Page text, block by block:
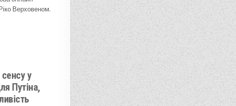
Верховеном.
у
Путіна,